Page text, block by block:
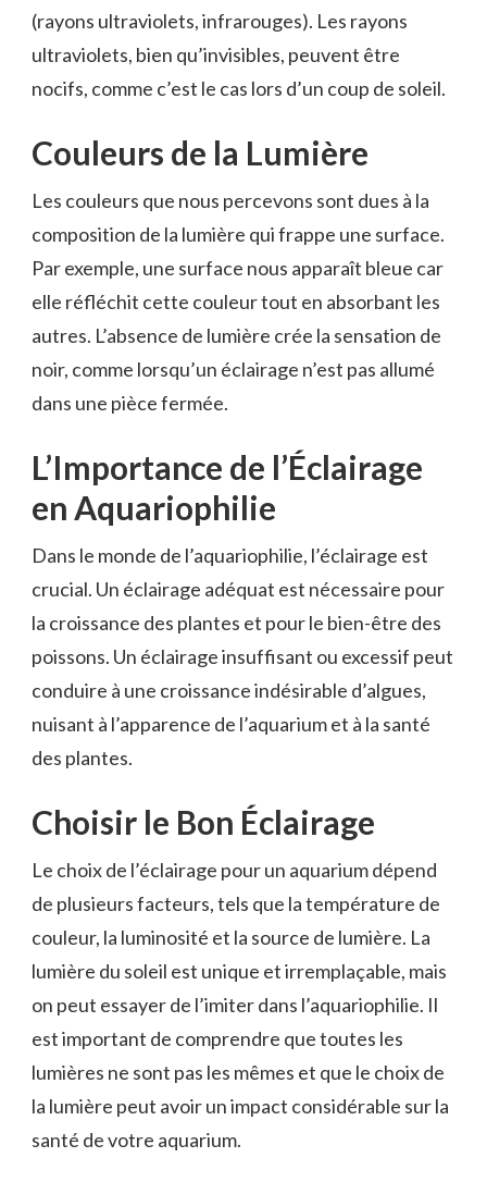
(rayons ultraviolets, infrarouges). Les rayons
ultraviolets, bien qu’invisibles, peuvent être
nocifs, comme c’est le cas lors d’un coup de soleil.
Couleurs de la Lumière
Les couleurs que nous percevons sont dues à la
composition de la lumière qui frappe une surface.
Par exemple, une surface nous apparaît bleue car
elle réfléchit cette couleur tout en absorbant les
autres. L’absence de lumière crée la sensation de
noir, comme lorsqu’un éclairage n’est pas allumé
dans une pièce fermée.
L’Importance de l’Éclairage
en Aquariophilie
Dans le monde de l’aquariophilie, l’éclairage est
crucial. Un éclairage adéquat est nécessaire pour
la croissance des plantes et pour le bien-être des
poissons. Un éclairage insuffisant ou excessif peut
conduire à une croissance indésirable d’algues,
nuisant à l’apparence de l’aquarium et à la santé
des plantes.
Choisir le Bon Éclairage
Le choix de l’éclairage pour un aquarium dépend
de plusieurs facteurs, tels que la température de
couleur, la luminosité et la source de lumière. La
lumière du soleil est unique et irremplaçable, mais
on peut essayer de l’imiter dans l’aquariophilie. Il
est important de comprendre que toutes les
lumières ne sont pas les mêmes et que le choix de
la lumière peut avoir un impact considérable sur la
santé de votre aquarium.